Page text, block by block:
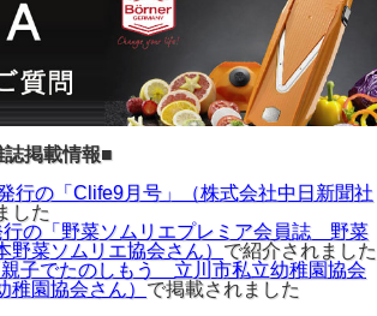
掲載情報■
行の「Clife9月号」（株式会社中日新聞社
した
行の「野菜ソムリエプレミア会員誌 野菜
菜ソムリエ協会さん） で紹介されました
子でたのしもう 立川市私立幼稚園協会
稚園協会さん） で掲載されました